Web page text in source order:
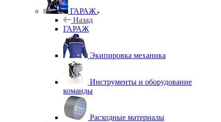
ГАРАЖ
Назад
ГАРАЖ
Экипировка механика
Инструменты и оборудование
команды
Расходные материалы